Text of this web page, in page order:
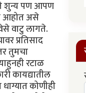
शुन्य पण आपण
आहोत असे
वाटु लागते.
प्रतिसाद
तुमचा
रटाळ
कायद्यातील
कोणीही